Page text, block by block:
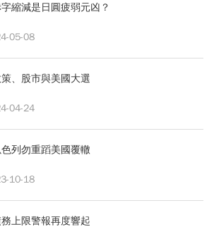
縮減是日圓疲弱元凶？
05-08
、股市與美國大選
04-24
列勿重蹈美國覆轍
10-18
上限警報再度響起